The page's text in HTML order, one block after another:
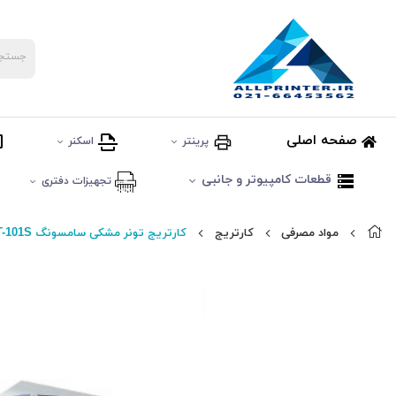
صفحه اصلی پرینتر اسکنر
قطعات کامپیوتر و جانبی تجهیزات دفتری
مواد مصرفی کارتریج کارتریج تونر مشکی سامسونگ Samsung MLT-101S